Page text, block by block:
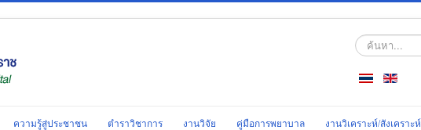
ค้นหา...
ความรู้สู่ประชาชน ตำราวิชาการ งานวิจัย คู่มือการพยาบาล งานวิเคราะห์/สังเคราะห์